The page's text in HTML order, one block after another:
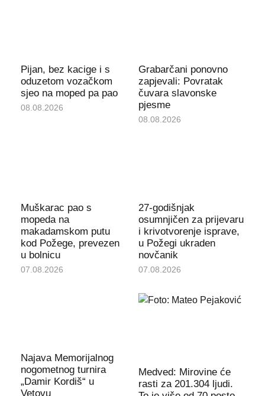
Pijan, bez kacige i s
oduzetom vozačkom
sjeo na moped pa pao
08.08.2026
Grabarčani ponovno
zapjevali: Povratak
čuvara slavonske
pjesme
08.08.2026
Muškarac pao s
mopeda na
makadamskom putu
kod Požege, prevezen
u bolnicu
07.08.2026
27-godišnjak
osumnjičen za prijevaru
i krivotvorenje isprave,
u Požegi ukraden
novčanik
07.08.2026
Najava Memorijalnog
nogometnog turnira
„Damir Kordiš“ u
Vetovu
Medved: Mirovine će
rasti za 201.304 ljudi.